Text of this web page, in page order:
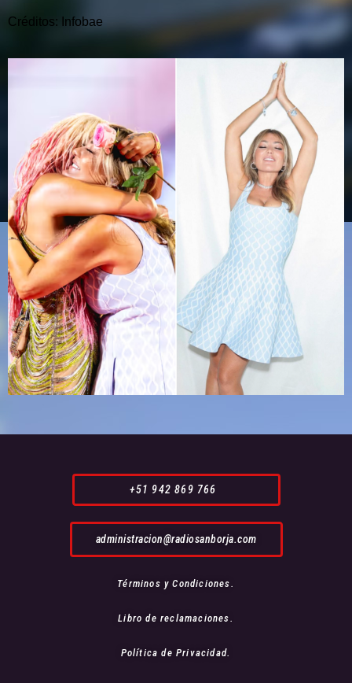
Créditos: Infobae
+51 942 869 766
administracion@radiosanborja.com
Términos y Condiciones.
Libro de reclamaciones.
Política de Privacidad.